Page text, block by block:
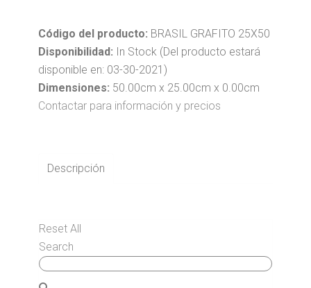
Código del producto: BRASIL GRAFITO 25X50
Disponibilidad: In Stock (Del producto estará
disponible en: 03-30-2021)
Dimensiones: 50.00cm x 25.00cm x 0.00cm
Contactar para información y precios
Descripción
Reset All
Search